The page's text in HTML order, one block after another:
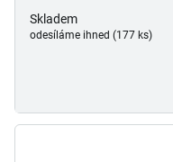
Skladem
odesíláme ihned (177 ks)